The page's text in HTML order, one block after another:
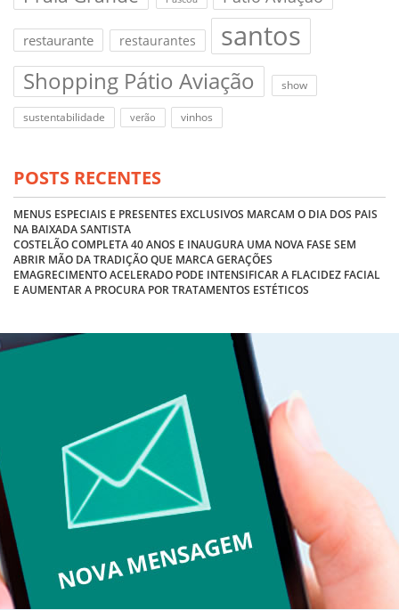
restaurante restaurantes santos
Shopping Pátio Aviação show
sustentabilidade verão vinhos
POSTS RECENTES
MENUS ESPECIAIS E PRESENTES EXCLUSIVOS MARCAM O DIA DOS PAIS
NA BAIXADA SANTISTA
COSTELÃO COMPLETA 40 ANOS E INAUGURA UMA NOVA FASE SEM
ABRIR MÃO DA TRADIÇÃO QUE MARCA GERAÇÕES
EMAGRECIMENTO ACELERADO PODE INTENSIFICAR A FLACIDEZ FACIAL
E AUMENTAR A PROCURA POR TRATAMENTOS ESTÉTICOS